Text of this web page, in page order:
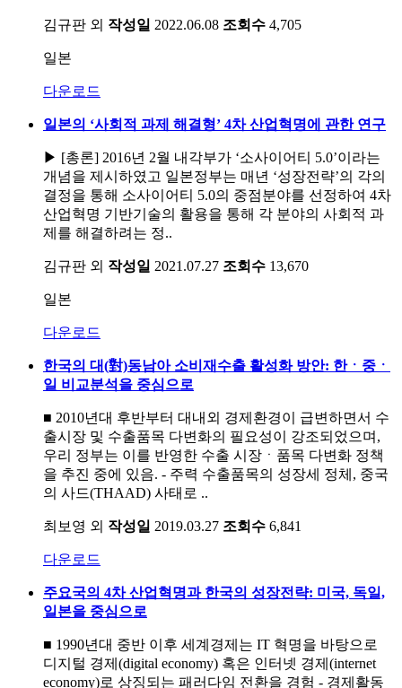
김규판 외 작성일 2022.06.08 조회수 4,705
일본
다운로드
일본의 ‘사회적 과제 해결형’ 4차 산업혁명에 관한 연구
▶ [총론] 2016년 2월 내각부가 ‘소사이어티 5.0’이라는
개념을 제시하였고 일본정부는 매년 ‘성장전략’의 각의
결정을 통해 소사이어티 5.0의 중점분야를 선정하여 4차
산업혁명 기반기술의 활용을 통해 각 분야의 사회적 과
제를 해결하려는 정..
김규판 외 작성일 2021.07.27 조회수 13,670
일본
다운로드
한국의 대(對)동남아 소비재수출 활성화 방안: 한ㆍ중ㆍ
일 비교분석을 중심으로
■ 2010년대 후반부터 대내외 경제환경이 급변하면서 수
출시장 및 수출품목 다변화의 필요성이 강조되었으며,
우리 정부는 이를 반영한 수출 시장ㆍ품목 다변화 정책
을 추진 중에 있음. - 주력 수출품목의 성장세 정체, 중국
의 사드(THAAD) 사태로 ..
최보영 외 작성일 2019.03.27 조회수 6,841
다운로드
주요국의 4차 산업혁명과 한국의 성장전략: 미국, 독일,
일본을 중심으로
■ 1990년대 중반 이후 세계경제는 IT 혁명을 바탕으로
디지털 경제(digital economy) 혹은 인터넷 경제(internet
economy)로 상징되는 패러다임 전환을 경험 - 경제활동